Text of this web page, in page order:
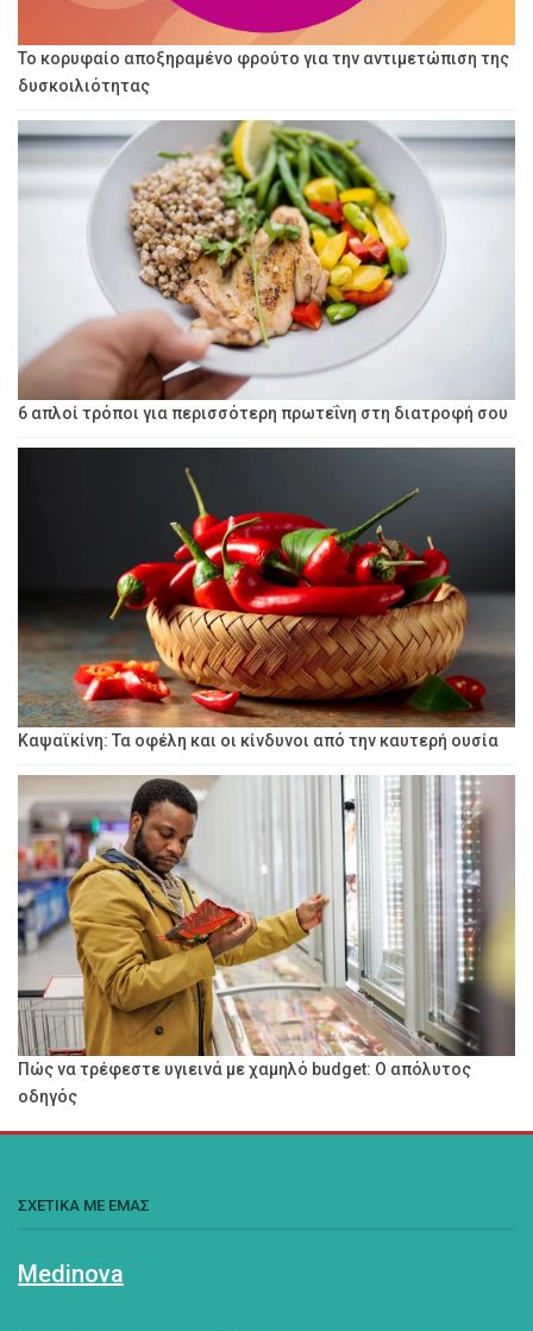
Το κορυφαίο αποξηραμένο φρούτο για την αντιμετώπιση της
δυσκοιλιότητας
6 απλοί τρόποι για περισσότερη πρωτεΐνη στη διατροφή σου
Καψαϊκίνη: Τα οφέλη και οι κίνδυνοι από την καυτερή ουσία
Πώς να τρέφεστε υγιεινά με χαμηλό budget: Ο απόλυτος
οδηγός
ΣΧΕΤΙΚΑ ΜΕ ΕΜΑΣ
Medinova